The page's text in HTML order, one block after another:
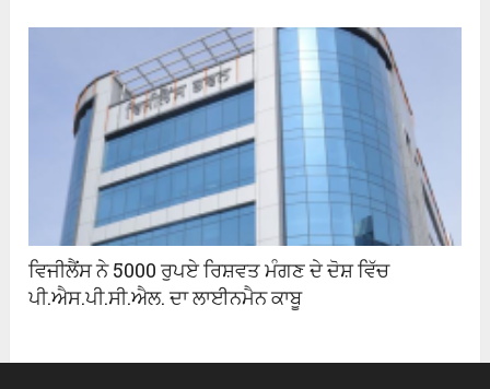
ਵਿਜੀਲੈਂਸ ਨੇ 5000 ਰੁਪਏ ਰਿਸ਼ਵਤ ਮੰਗਣ ਦੇ ਦੋਸ਼ ਵਿੱਚ
ਪੀ.ਐਸ.ਪੀ.ਸੀ.ਐਲ. ਦਾ ਲਾਈਨਮੈਨ ਕਾਬੂ